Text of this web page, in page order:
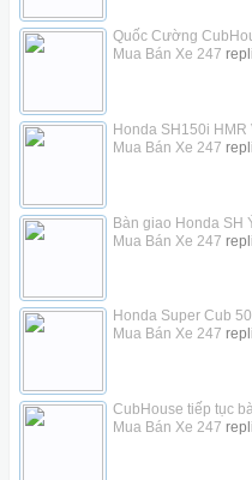
Quốc Cường
Mua Bán Xe 247
Honda SH150i
Mua Bán Xe 247
Bàn giao Honda SH
Mua Bán Xe 247
Honda Super Cub
Mua Bán Xe 247
CubHouse tiếp tục
Mua Bán Xe 247